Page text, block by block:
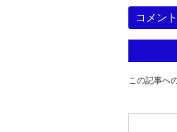
コメント
この記事へ